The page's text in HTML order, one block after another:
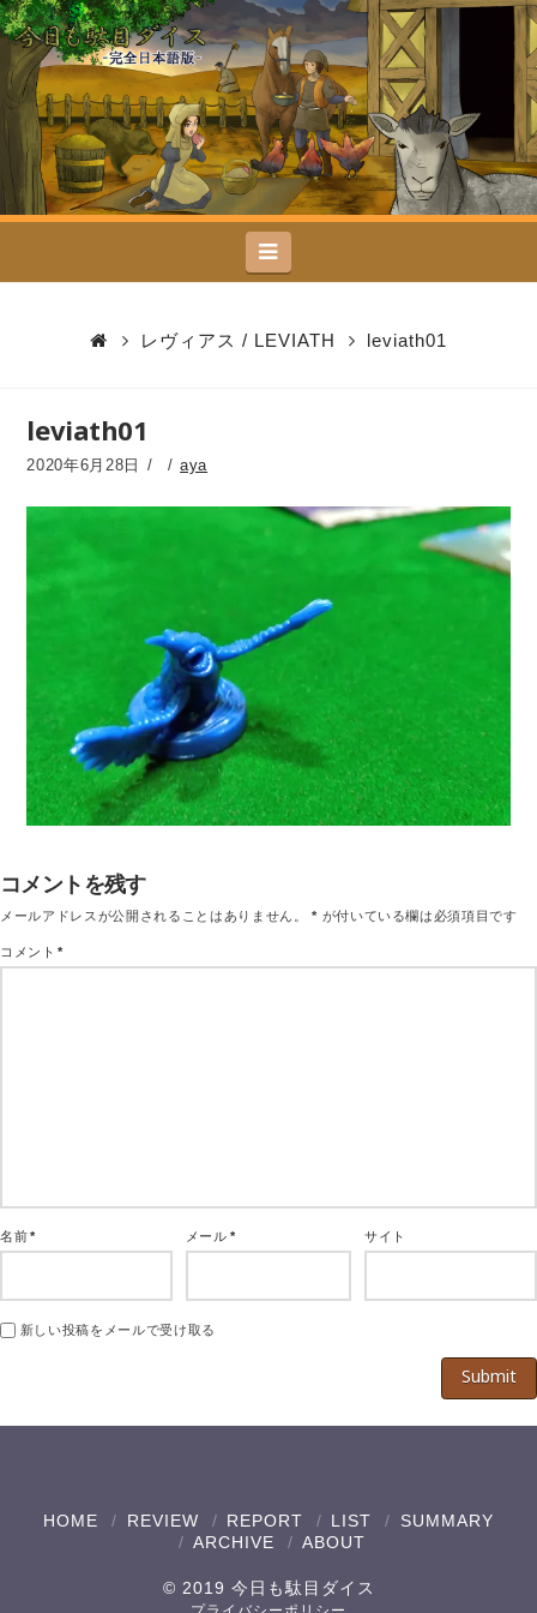
今
日
も
駄
目
イ
ス
Navigation
レヴィアス / LEVIATH leviath01
leviath01
2020年6月28日 aya
コメントを残す
メールアドレスが公開されることはありません。 * が付いている欄は必須項目です
コメント*
名前* メール* サイト
新しい投稿をメールで受け取る
HOME REVIEW REPORT LIST
SUMMARY
ARCHIVE
ABOUT
© 2019 今日も駄目ダイス